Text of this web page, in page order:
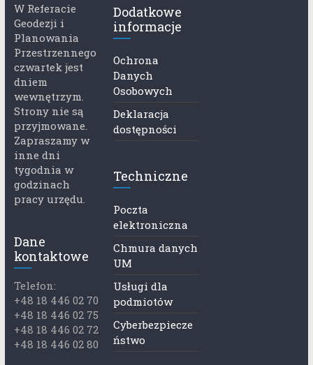
W Referacie
Geodezji i
Planowania
Przestrzennego
czwartek jest
dniem
wewnętrzym.
Strony nie są
przyjmowane.
Zapraszamy w
inne dni
tygodnia w
godzinach
pracy urzędu.
Dane
kontaktowe
Telefon:
+48 18 446 02 70
+48 18 446 02 75
+48 18 446 02 72
+48 18 446 02 80
Dodatkowe
informacje
Ochrona
Danych
Osobowych
Deklaracja
dostępności
Techniczne
Poczta
elektroniczna
Chmura danych
UM
Usługi dla
podmiotów
Cyberbezpiecze
ństwo